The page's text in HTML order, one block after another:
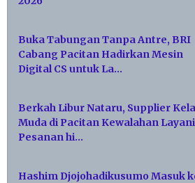
Buka Tabungan Tanpa Antre, BRI
Cabang Pacitan Hadirkan Mesin
Digital CS untuk La…
Berkah Libur Nataru, Supplier
Muda di Pacitan Kewalahan Layani
Pesanan hi…
Hashim Djojohadikusumo Masuk